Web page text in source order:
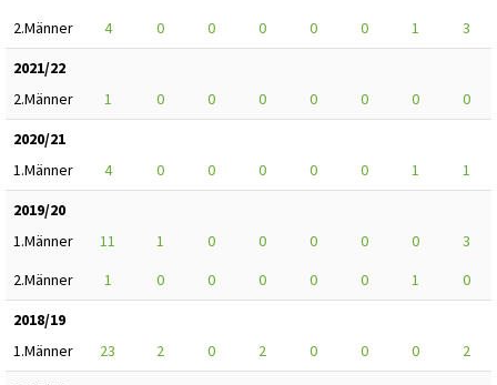
2.Männer
4 0 0 0 0 0 1
3
2021/22
2.Männer
1 0 0 0 0 0 0
0
2020/21
1.Männer
4 0 0 0 0 0 1
1
2019/20
1.Männer
11 1 0 0 0 0 0
3
2.Männer
1 0 0 0 0 0 1
0
2018/19
1.Männer
23 2 0 2 0 0 0
2